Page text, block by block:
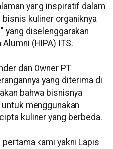
yang inspiratif dalam
kuliner organiknya
yang diselenggarakan
(HIPA) ITS.
dan Owner PT
yang diterima di
bahwa bisnisnya
menggunakan
kuliner yang berbeda.
kami yakni Lapis